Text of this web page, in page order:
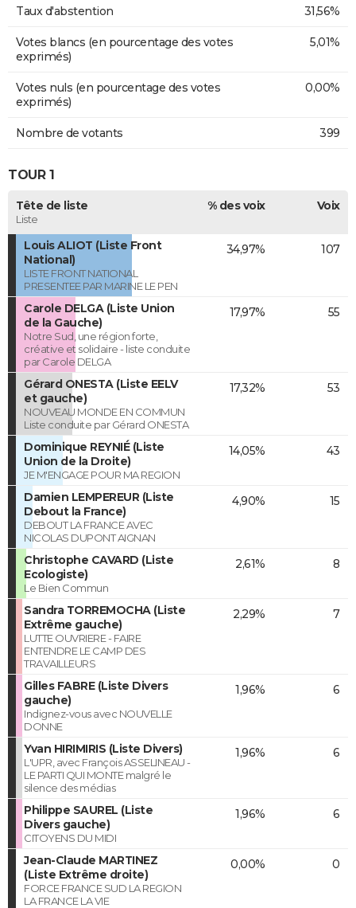
Taux d'abstention 31,56%
Votes blancs (en pourcentage des votes
exprimés)
5,01%
Votes nuls (en pourcentage des votes
exprimés)
0,00%
Nombre de votants 399
TOUR 1
Tête de liste
Liste
% des voix Voix
Louis ALIOT (Liste Front
National)
LISTE FRONT NATIONAL
PRESENTEE PAR MARINE LE PEN
34,97% 107
Carole DELGA (Liste Union
de la Gauche)
Notre Sud, une région forte,
créative et solidaire - liste conduite
par Carole DELGA
17,97% 55
Gérard ONESTA (Liste EELV
et gauche)
NOUVEAU MONDE EN COMMUN
Liste conduite par Gérard ONESTA
17,32% 53
Dominique REYNIÉ (Liste
Union de la Droite)
JE M'ENGAGE POUR MA REGION
14,05% 43
Damien LEMPEREUR (Liste
Debout la France)
DEBOUT LA FRANCE AVEC
NICOLAS DUPONT AIGNAN
4,90% 15
Christophe CAVARD (Liste
Ecologiste)
Le Bien Commun
2,61% 8
Sandra TORREMOCHA (Liste
Extrême gauche)
LUTTE OUVRIERE - FAIRE
ENTENDRE LE CAMP DES
TRAVAILLEURS
2,29% 7
Gilles FABRE (Liste Divers
gauche)
Indignez-vous avec NOUVELLE
DONNE
1,96% 6
Yvan HIRIMIRIS (Liste Divers)
L'UPR, avec François ASSELINEAU -
LE PARTI QUI MONTE malgré le
silence des médias
1,96% 6
Philippe SAUREL (Liste
Divers gauche)
CITOYENS DU MIDI
1,96% 6
Jean-Claude MARTINEZ
(Liste Extrême droite)
FORCE FRANCE SUD LA REGION
LA FRANCE LA VIE
0,00% 0